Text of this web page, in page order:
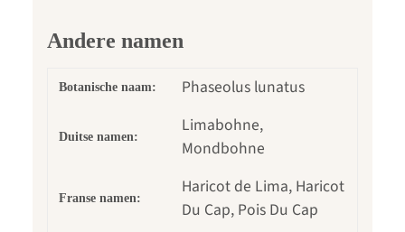
Andere namen
Botanische naam: Phaseolus lunatus
Duitse namen:
Limabohne,
Mondbohne
Franse namen:
Haricot de Lima, Haricot
Du Cap, Pois Du Cap